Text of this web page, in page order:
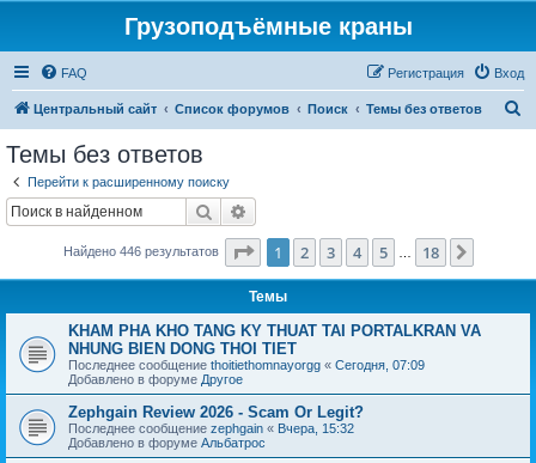
Грузоподъёмные краны
FAQ Вход
Регистрация
Центральный сайт Список форумов Поиск Темы без ответов
Темы без ответов
Перейти к расширенному поиску
Поиск
Найдено 446 результатов Страница из 18
1 2 3 4 5 18
Темы
KHAM PHA KHO TANG KY THUAT TAI PORTALKRAN VA
NHUNG BIEN DONG THOI TIET
Последнее сообщение thoitiethomnayorgg « Сегодня, 07:09
Добавлено в форуме Другое
Zephgain Review 2026 - Scam Or Legit?
Последнее сообщение zephgain « Вчера, 15:32
Добавлено в форуме Альбатрос